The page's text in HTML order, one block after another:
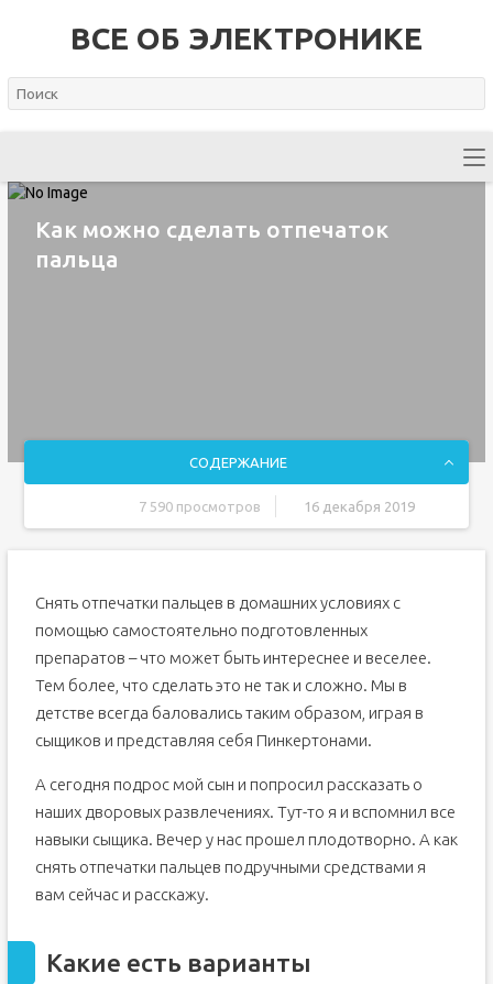
ВСЕ ОБ ЭЛЕКТРОНИКЕ
Как можно сделать отпечаток
пальца
СОДЕРЖАНИЕ
7 590 просмотров 16 декабря 2019
Медь и блок питания
Использование скотча
Штемпельная краска
Тальк или иной порошок
Карандаш и скотч
Зажигалка и бумага
Откуда брать следы
Как сделать отпечаток пальца в домашних условиях для
Снять отпечатки пальцев в домашних условиях с
помощью самостоятельно подготовленных
препаратов – что может быть интереснее и веселее.
Тем более, что сделать это не так и сложно. Мы в
детстве всегда баловались таким образом, играя в
сыщиков и представляя себя Пинкертонами.
А сегодня подрос мой сын и попросил рассказать о
наших дворовых развлечениях. Тут-то я и вспомнил все
навыки сыщика. Вечер у нас прошел плодотворно. А как
снять отпечатки пальцев подручными средствами я
вам сейчас и расскажу.
Какие есть варианты